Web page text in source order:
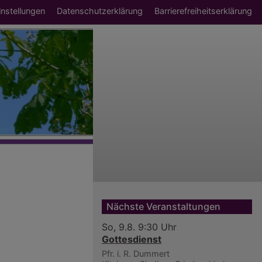
Datenschutzerklärung Barrierefreiheitserklärung
Nächste Veranstaltungen
So, 9.8. 9:30 Uhr
Gottesdienst
Pfr. i. R. Dummert